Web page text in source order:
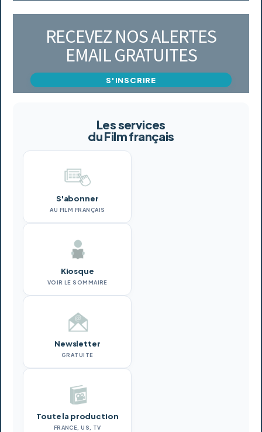
RECEVEZ NOS ALERTES
EMAIL GRATUITES
S'INSCRIRE
Les services
du Film français
S'abonner
AU FILM FRANÇAIS
Kiosque
VOIR LE SOMMAIRE
Newsletter
GRATUITE
Toute la production
FRANCE, US, TV